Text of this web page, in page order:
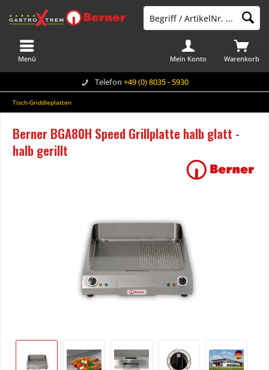
Telefon +49 (0) 8035 - 5930
Warenkorb
Mein Konto
Menü
Tisch-Griddleplatten
Berner BGA80H Speed Grillplatte halb glatt -
halb gerillt